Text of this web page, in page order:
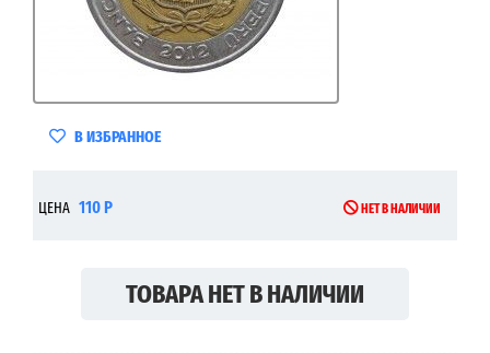
В ИЗБРАННОЕ
ЦЕНА 110 Р НЕТ В НАЛИЧИИ
ТОВАРА НЕТ В НАЛИЧИИ